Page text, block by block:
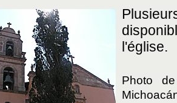
l'église.
Photo